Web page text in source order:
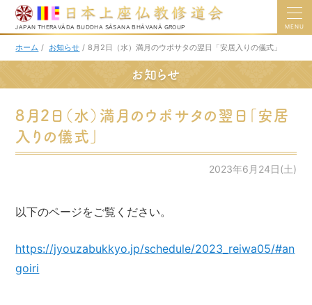
JAPAN THERAVĀDA BUDDHA SĀSANA BHĀVANĀ GROUP MENU
ホーム / お知らせ / 8月2日（水）満月のウポサタの翌日「安居入りの儀式」
お知らせ
8月2日（水）満月のウポサタの翌日「安居
入りの儀式」
2023年6月24日(土)
以下のページをご覧ください。
https://jyouzabukkyo.jp/schedule/2023_reiwa05/#an
goiri